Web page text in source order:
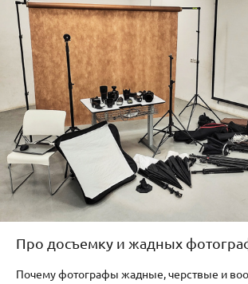
Про досъемку и жадных
Почему фотографы жадные, черствые и